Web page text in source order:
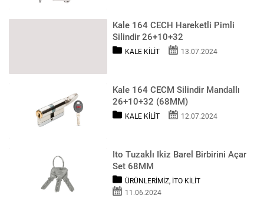
Kale 164 CECH Hareketli Pimli
Silindir 26+10+32
KALE KILIT 13.07.2024
Kale 164 CECM Silindir Mandallı
26+10+32 (68MM)
KALE KILIT 12.07.2024
Ito Tuzaklı Ikiz Barel Birbirini Açar
Set 68MM
ÜRÜNLERIMIZ, İTO KILIT
11.06.2024